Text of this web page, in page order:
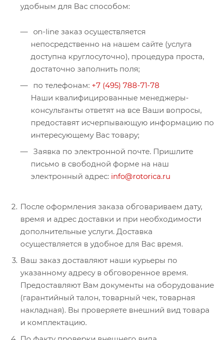
удобным для Вас способом:
on-line заказ осуществляется
непосредственно на нашем сайте (услуга
доступна круглосуточно), процедура проста,
достаточно заполнить поля;
по телефонам: +7 (495) 788-71-78
Наши квалифицированные менеджеры-
консультанты ответят на все Ваши вопросы,
предоставят исчерпывающую информацию по
интересующему Вас товару;
Заявка по электронной почте. Пришлите
письмо в свободной форме на наш
электронный адрес: info@rotorica.ru
После оформления заказа обговариваем дату,
время и адрес доставки и при необходимости
дополнительные услуги. Доставка
осуществляется в удобное для Вас время.
Ваш заказ доставляют наши курьеры по
указанному адресу в обговоренное время.
Предоставляют Вам документы на оборудование
(гарантийный талон, товарный чек, товарная
накладная). Вы проверяете внешний вид товара
и комплектацию.